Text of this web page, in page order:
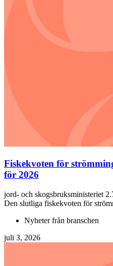
Fiskekvoten för
för 2026
jord- och skogsbruksministeriet
Den slutliga fiskekvoten för
Nyheter från branschen
juli 3, 2026